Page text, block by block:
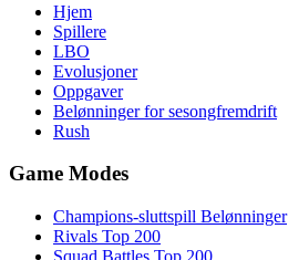
Hjem
Spillere
LBO
Evolusjoner
Oppgaver
Belønninger for sesongfremdrift
Rush
Game Modes
Champions-sluttspill Belønninger
Rivals Top 200
Squad Battles Top 200